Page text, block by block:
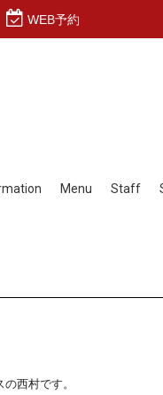
WEB予約
Menu Staff
西村です。